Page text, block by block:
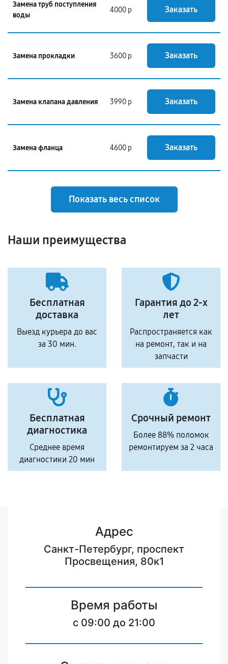
Замена труб поступления
воды
4000 р Заказать
Замена прокладки 3600 р Заказать
Замена клапана давления 3990 р Заказать
Замена фланца 4600 р Заказать
Показать весь список
Наши преимущества
Бесплатная
доставка
Выезд курьера до вас
за 30 мин.
Гарантия до 2-х
лет
Распространяется как
на ремонт, так и на
запчасти
Бесплатная
диагностика
Среднее время
диагностики 20 мин
Срочный ремонт
Более 88% поломок
ремонтируем за 2 часа
Адрес
Санкт-Петербург, проспект
Просвещения, 80к1
Время работы
c 09:00 до 21:00